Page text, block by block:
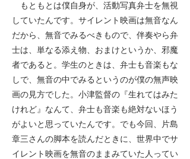
もともとは僕自身が、活動写真弁士を無視
していたんです。サイレント映画は無音なん
だから、無音でみるべきもので、伴奏やら弁
士は、単なる添え物、おまけというか、邪魔
者であると。学生のときは、弁士も音楽もな
しで、無音の中でみるというのが僕の無声映
画の見方でした。小津監督の『生れてはみた
けれど』なんて、弁士も音楽も絶対ないほう
がよいと思っていたんです。でも今回、片島
章三さんの脚本を読んだときに、世界中でサ
イレント映画を無音のままみていた人ってい